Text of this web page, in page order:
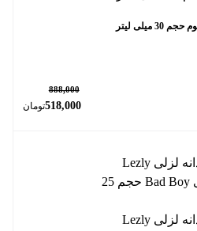
888,000
518,000تومان